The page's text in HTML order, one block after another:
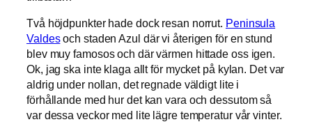
Två höjdpunkter hade dock resan norrut. Peninsula
Valdesoch staden Azul där vi återigen för en stund
blev muy famosos och där värmen hittade oss igen.
Ok, jag ska inte klaga allt för mycket på kylan. Det var
aldrig under nollan, det regnade väldigt lite i
förhållande med hur det kan vara och dessutom så
var dessa veckor med lite lägre temperatur vår vinter.